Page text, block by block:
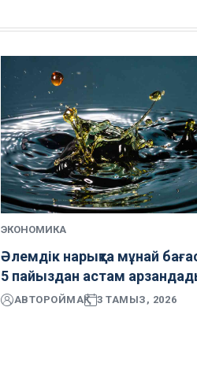
ЭКОНОМИКА
Әлемдік нарықта мұнай
5 пайыздан астам
АВТОРОЙМАҚ 3 ТАМЫЗ, 2026